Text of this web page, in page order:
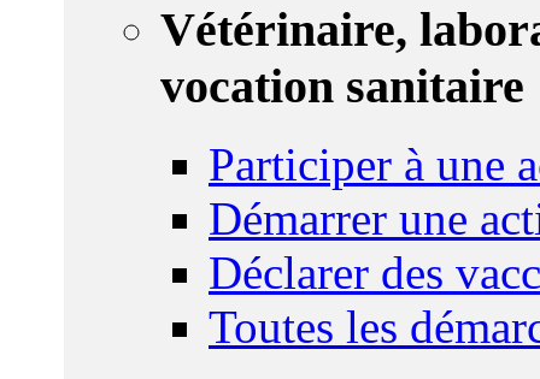
Vétérinaire,
vocation sanitaire
Participer à une
Démarrer une
Déclarer des
Toutes les